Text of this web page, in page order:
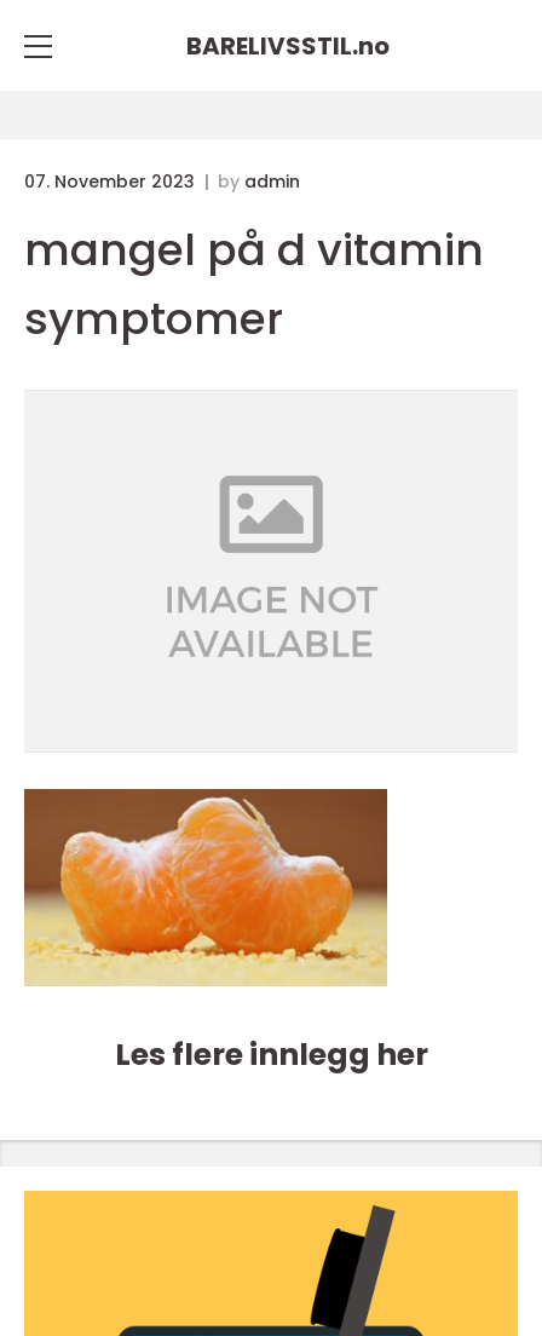
BARELIVSSTIL.no
07. November 2023 by admin
mangel på d vitamin
symptomer
Les flere innlegg her